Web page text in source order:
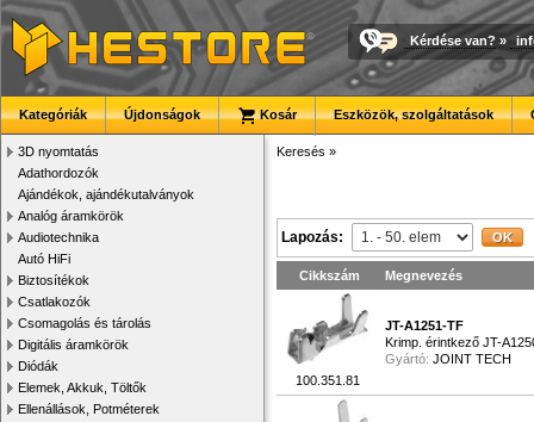
Kérdése van? »
Kategóriák Újdonságok Kosár Eszközök, szolgáltatások
3D nyomtatás
Adathordozók
Ajándékok, ajándékutalványok
Analóg áramkörök
Audiotechnika
Autó HiFi
Biztosítékok
Csatlakozók
Csomagolás és tárolás
Digitális áramkörök
Diódák
Elemek, Akkuk, Töltők
Ellenállások, Potméterek
Keresés »
Lapozás:
Cikkszám Megnevezés
100.351.81
JT-A1251-TF
Krimp. érintkező JT-
Gyártó: JOINT TECH